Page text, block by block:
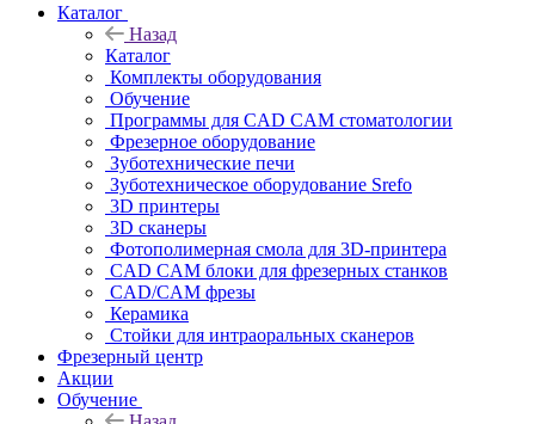
Каталог
Назад
Каталог
Комплекты оборудования
Обучение
Программы для CAD CAM стоматологии
Фрезерное оборудование
Зуботехнические печи
Зуботехническое оборудование Srefo
3D принтеры
3D сканеры
Фотополимерная смола для 3D-принтера
CAD CAM блоки для фрезерных станков
CAD/CAM фрезы
Керамика
Стойки для интраоральных сканеров
Фрезерный центр
Акции
Обучение